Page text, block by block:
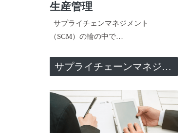
生産管理
サプライチェンマネジメント
（SCM）の輪の中で…
サプライチェーンマネジメント